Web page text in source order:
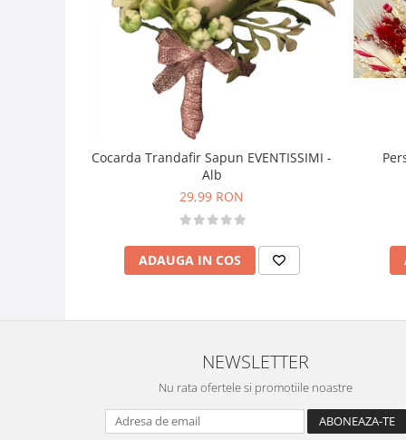
Cocarda Trandafir Sapun EVENTISSIMI -
Alb
29,99 RON
ADAUGA IN COS
NEWSLETTER
Nu rata ofertele si promotiile noastre